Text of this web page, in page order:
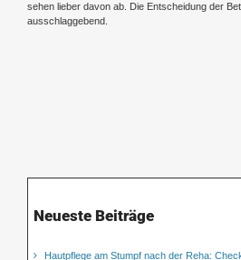
sehen lieber davon ab. Die Entscheidung der
ausschlaggebend.
Neueste Beiträge
Hautpflege am Stumpf nach der Reha: